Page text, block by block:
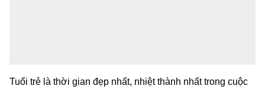
Tuổi trẻ là thời gian đẹp nhất, nhiệt thành nhất trong cuộc